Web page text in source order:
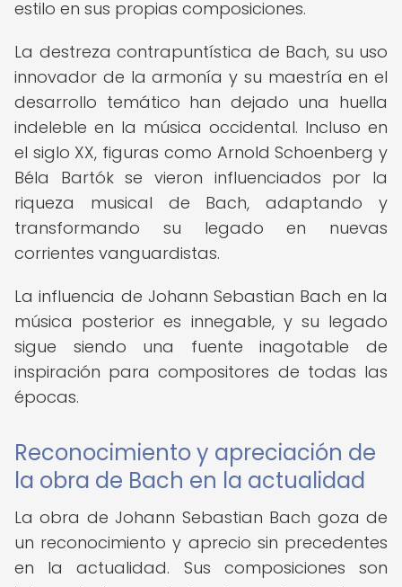
estilo en sus propias composiciones.
La destreza contrapuntística de Bach, su uso
innovador de la armonía y su maestría en el
desarrollo temático han dejado una huella
indeleble en la música occidental. Incluso en
el siglo XX, figuras como Arnold Schoenberg y
Béla Bartók se vieron influenciados por la
riqueza musical de Bach, adaptando y
transformando su legado en nuevas
corrientes vanguardistas.
La influencia de Johann Sebastian Bach en la
música posterior es innegable, y su legado
sigue siendo una fuente inagotable de
inspiración para compositores de todas las
épocas.
Reconocimiento y apreciación de
la obra de Bach en la actualidad
La obra de Johann Sebastian Bach goza de
un reconocimiento y aprecio sin precedentes
en la actualidad. Sus composiciones son